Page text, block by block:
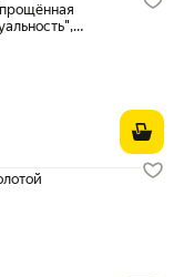
2832 ₽ вместо
6814 ₽ вместо